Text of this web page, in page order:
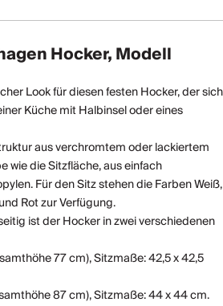
Hocker, Modell
Look für diesen festen Hocker, der sich
Küche mit Halbinsel oder eines
aus verchromtem oder lackiertem
wie die Sitzfläche, aus einfach
Für den Sitz stehen die Farben Weiß,
Rot zur Verfügung.
ist der Hocker in zwei verschiedenen
77 cm), Sitzmaße: 42,5 x 42,5
87 cm), Sitzmaße: 44 x 44 cm.